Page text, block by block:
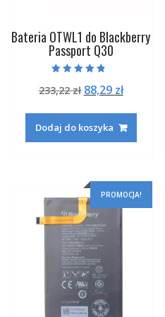
Bateria OTWL1 do Blackberry
Passport Q30
4.50
na 5
233,22zł Pierwotna
wynosiła:
233,22 zł.
88,29 złAktualna
88,29 zł.
Dodaj do koszyka
PROMOCJA!